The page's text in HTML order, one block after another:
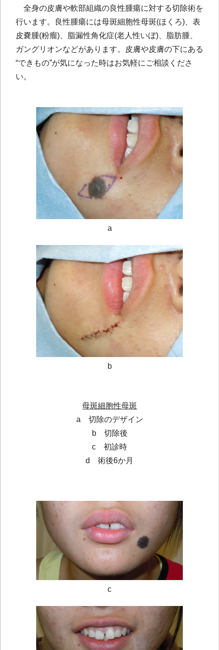
全身の皮膚や軟部組織の良性腫瘍に対する切除術を
行います。良性腫瘍には母斑細胞性母斑(ほくろ)、表
皮嚢腫(粉瘤)、脂漏性角化症(老人性いぼ)、脂肪腫、
ガングリオンなどがあります。皮膚や皮膚の下にある
“できもの”が気になった時はお気軽にご相談くださ
い。
a
b
母斑細胞性母斑
a 切除のデザイン
b 切除後
c 初診時
d 術後6か月
c